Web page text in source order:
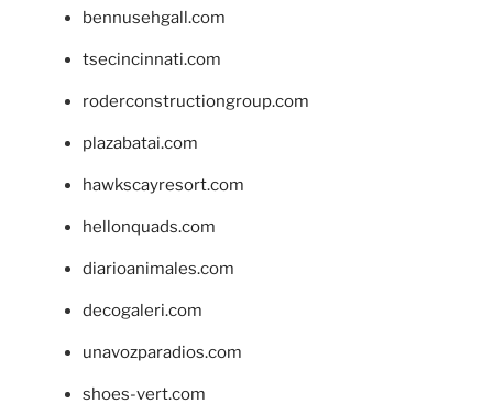
bennusehgall.com
tsecincinnati.com
roderconstructiongroup.com
plazabatai.com
hawkscayresort.com
hellonquads.com
diarioanimales.com
decogaleri.com
unavozparadios.com
shoes-vert.com